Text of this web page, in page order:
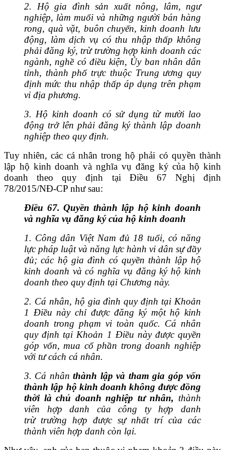
2. Hộ gia đình sản xuất nông, lâm, ngư
nghiệp, làm muối và những người bán hàng
rong, quà vặt, buôn chuyến, kinh doanh lưu
động, làm dịch vụ có thu nhập thấp không
phải đăng ký, trừ trường hợp kinh doanh các
ngành, nghề có điều kiện, Ủy ban nhân dân
tỉnh, thành phố trực thuộc Trung ương quy
định mức thu nhập thấp áp dụng trên phạm
vi địa phương.
3. Hộ kinh doanh có sử dụng từ mười lao
động trở lên phải đăng ký thành lập doanh
nghiệp theo quy định.
Tuy nhiên, các cá nhân trong hộ phải có quyền thành
lập hộ kinh doanh và nghĩa vụ đăng ký của hộ kinh
doanh theo quy định tại Điều 67 Nghị định
78/2015/NĐ-CP như sau:
Điều 67. Quyền thành lập hộ kinh doanh
và nghĩa vụ đăng ký của hộ kinh doanh
1. Công dân Việt Nam đủ 18 tuổi, có năng
lực pháp luật và năng lực hành vi dân sự đầy
đủ; các hộ gia đình có quyền thành lập hộ
kinh doanh và có nghĩa vụ đăng ký hộ kinh
doanh theo quy định tại Chương này.
2. Cá nhân, hộ gia đình quy định tại Khoản
1 Điều này chỉ được đăng ký một hộ kinh
doanh trong phạm vi toàn quốc. Cá nhân
quy định tại Khoản 1 Điều này được quyền
góp vốn, mua cổ phần trong doanh nghiệp
với tư cách cá nhân.
3. Cá nhân thành lập và tham gia góp vốn
thành lập hộ kinh doanh không được đồng
thời là chủ doanh nghiệp tư nhân, thành
viên hợp danh của công ty hợp danh
trừ trường hợp được sự nhất trí của các
thành viên hợp danh còn lại.